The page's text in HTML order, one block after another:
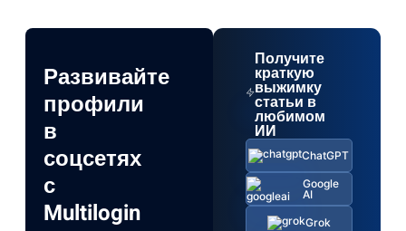
Развивайте
профили
в
соцсетях
с
Multilogin
Получите
краткую
выжимку
статьи в
любимом
ИИ
ChatGPT
Google
AI
Grok